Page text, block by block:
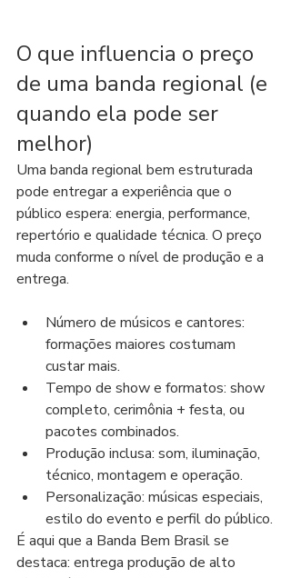
O que influencia o preço
de uma banda regional (e
quando ela pode ser
melhor)
Uma banda regional bem estruturada
pode entregar a experiência que o
público espera: energia, performance,
repertório e qualidade técnica. O preço
muda conforme o nível de produção e a
entrega.
Número de músicos e cantores:
formações maiores costumam
custar mais.
Tempo de show e formatos: show
completo, cerimônia + festa, ou
pacotes combinados.
Produção inclusa: som, iluminação,
técnico, montagem e operação.
Personalização: músicas especiais,
estilo do evento e perfil do público.
É aqui que a Banda Bem Brasil se
destaca: entrega produção de alto